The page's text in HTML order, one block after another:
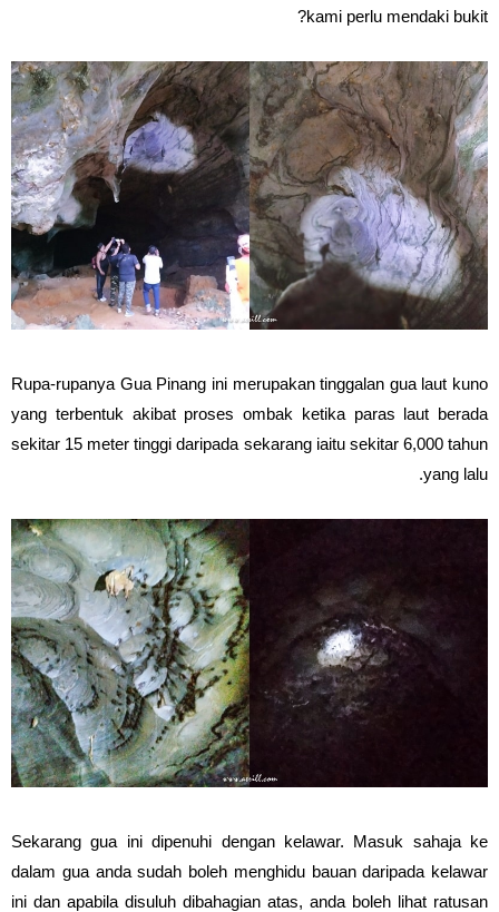
kami perlu mendaki bukit?
Rupa-rupanya Gua Pinang ini merupakan tinggalan gua laut kuno
yang terbentuk akibat proses ombak ketika paras laut berada
sekitar 15 meter tinggi daripada sekarang iaitu sekitar 6,000 tahun
yang lalu.
Sekarang gua ini dipenuhi dengan kelawar. Masuk sahaja ke
dalam gua anda sudah boleh menghidu bauan daripada kelawar
ini dan apabila disuluh dibahagian atas, anda boleh lihat ratusan